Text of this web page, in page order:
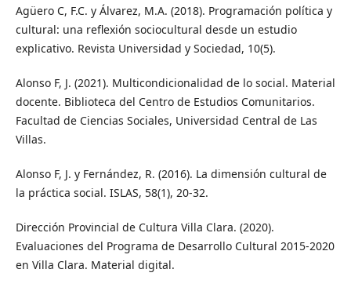
Agüero C, F.C. y Álvarez, M.A. (2018). Programación política y
cultural: una reflexión sociocultural desde un estudio
explicativo. Revista Universidad y Sociedad, 10(5).
Alonso F, J. (2021). Multicondicionalidad de lo social. Material
docente. Biblioteca del Centro de Estudios Comunitarios.
Facultad de Ciencias Sociales, Universidad Central de Las
Villas.
Alonso F, J. y Fernández, R. (2016). La dimensión cultural de
la práctica social. ISLAS, 58(1), 20-32.
Dirección Provincial de Cultura Villa Clara. (2020).
Evaluaciones del Programa de Desarrollo Cultural 2015-2020
en Villa Clara. Material digital.